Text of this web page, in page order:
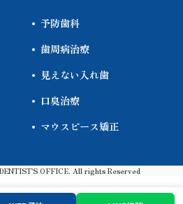
予防歯科
歯周病治療
見えない入れ歯
口臭治療
マウスピース矯正
OFFICE. All rights Reserved